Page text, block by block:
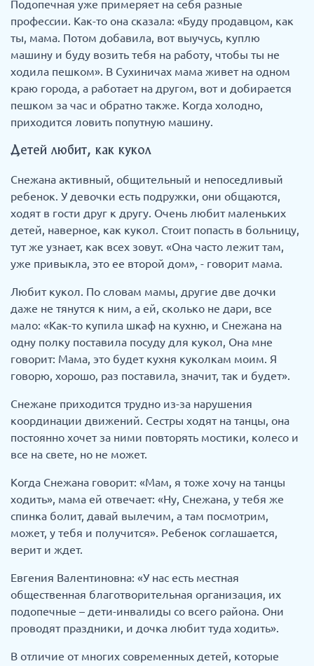
Подопечная уже примеряет на себя разные
профессии. Как-то она сказала: «Буду продавцом, как
ты, мама. Потом добавила, вот выучусь, куплю
машину и буду возить тебя на работу, чтобы ты не
ходила пешком». В Сухиничах мама живет на одном
краю города, а работает на другом, вот и добирается
пешком за час и обратно также. Когда холодно,
приходится ловить попутную машину.
Детей любит, как кукол
Снежана активный, общительный и непоседливый
ребенок. У девочки есть подружки, они общаются,
ходят в гости друг к другу. Очень любит маленьких
детей, наверное, как кукол. Стоит попасть в больницу,
тут же узнает, как всех зовут. «Она часто лежит там,
уже привыкла, это ее второй дом», - говорит мама.
Любит кукол. По словам мамы, другие две дочки
даже не тянутся к ним, а ей, сколько не дари, все
мало: «Как-то купила шкаф на кухню, и Снежана на
одну полку поставила посуду для кукол, Она мне
говорит: Мама, это будет кухня куколкам моим. Я
говорю, хорошо, раз поставила, значит, так и будет».
Снежане приходится трудно из-за нарушения
координации движений. Сестры ходят на танцы, она
постоянно хочет за ними повторять мостики, колесо и
все на свете, но не может.
Когда Снежана говорит: «Мам, я тоже хочу на танцы
ходить», мама ей отвечает: «Ну, Снежана, у тебя же
спинка болит, давай вылечим, а там посмотрим,
может, у тебя и получится». Ребенок соглашается,
верит и ждет.
Евгения Валентиновна: «У нас есть местная
общественная благотворительная организация, их
подопечные – дети-инвалиды со всего района. Они
проводят праздники, и дочка любит туда ходить».
В отличие от многих современных детей, которые